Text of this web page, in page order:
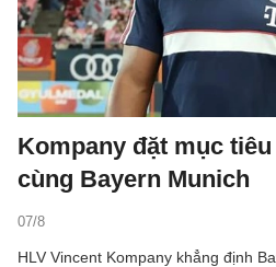
Kompany đặt mục
cùng Bayern Munich
07/8
HLV Vincent Kompany khẳng định